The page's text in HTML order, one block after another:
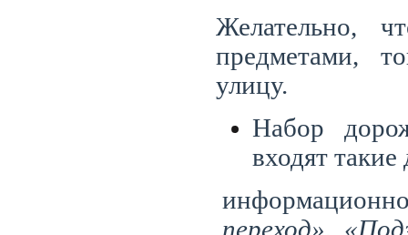
Желательно,
предметами,
улицу.
Набор
входят
переход»,